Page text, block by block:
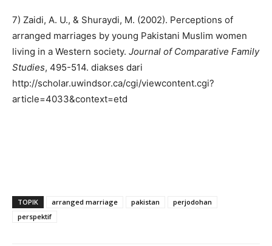
7) Zaidi, A. U., & Shuraydi, M. (2002). Perceptions of
arranged marriages by young Pakistani Muslim women
living in a Western society. Journal of Comparative Family
Studies, 495-514. diakses dari
http://scholar.uwindsor.ca/cgi/viewcontent.cgi?
article=4033&context=etd
TOPIK arranged marriage pakistan
perjodohan
perspektif